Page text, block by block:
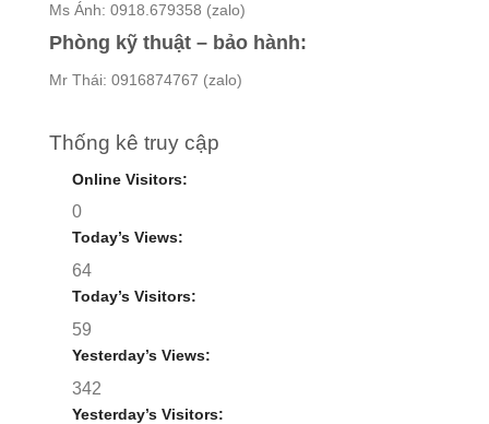
Ms Ánh: 0918.679358 (zalo)
Phòng kỹ thuật – bảo hành:
Mr Thái: 0916874767 (zalo)
Thống kê truy cập
Online Visitors:
0
Today’s Views:
64
Today’s Visitors:
59
Yesterday’s Views:
342
Yesterday’s Visitors: